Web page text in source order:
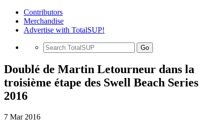
Contributors
Merchandise
Advertise with TotalSUP!
Go
Doublé de Martin Letourneur dans la
troisième étape des Swell Beach Series
2016
7 Mar 2016